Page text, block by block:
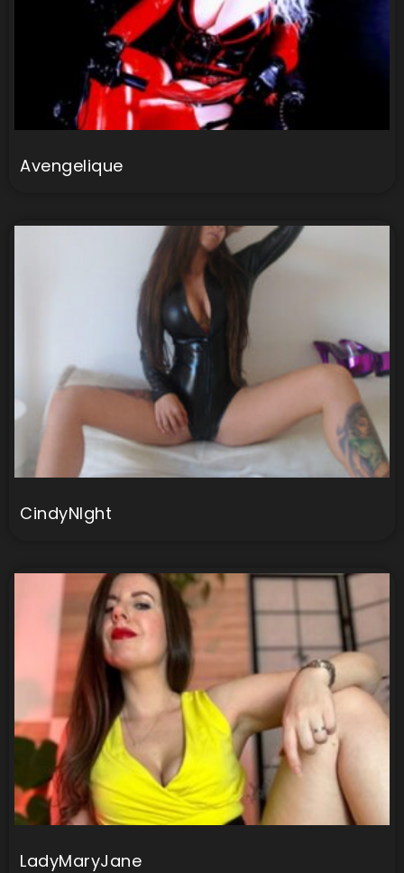
Avengelique
CindyNIght
LadyMaryJane